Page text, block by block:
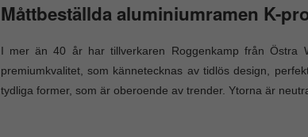
Måttbeställda aluminiumramen K-
I mer än 40 år har tillverkaren Roggenkamp från Östra
premiumkvalitet, som kännetecknas av tidlös design,
tydliga former, som är oberoende av trender. Ytorna är